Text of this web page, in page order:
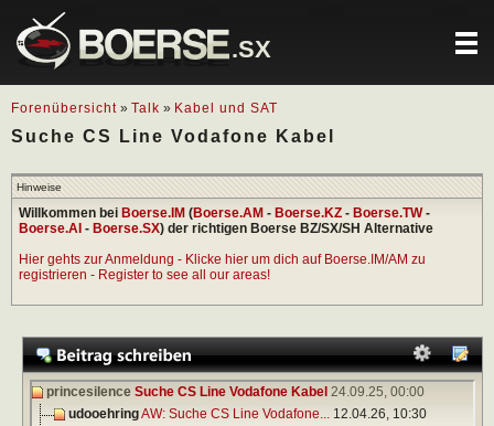
.SX
Forenübersicht » Talk » Kabel und SAT
Suche CS Line Vodafone Kabel
Hinweise
Willkommen bei Boerse.IM (Boerse.AM - Boerse.KZ - Boerse.TW-
Boerse.AI - Boerse.SX) der richtigen Boerse BZ/SX/SH Alternative
Hier gehts zur Anmeldung - Klicke hier um dich auf Boerse.IM/AM zu
registrieren - Register to see all our areas!
princesilence Suche CS Line Vodafone Kabel 24.09.25, 00:00
udooehringAW: Suche CS Line Vodafone... 12.04.26, 10:30